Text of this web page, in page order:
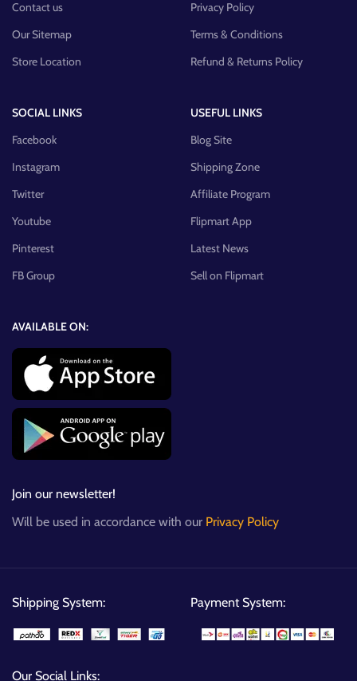
Contact us
Our Sitemap
Store Location
Privacy Policy
Terms & Conditions
Refund & Returns Policy
SOCIAL LINKS
Facebook
Instagram
Twitter
Youtube
Pinterest
FB Group
USEFUL LINKS
Blog Site
Shipping Zone
Affiliate Program
Flipmart App
Latest News
Sell on Flipmart
AVAILABLE ON:
Join our newsletter!
Will be used in accordance with our Privacy Policy
Shipping System: Payment System:
Our Social Links: